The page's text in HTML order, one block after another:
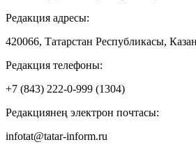
Редакция адресы:
420066, Татарстан Республикасы,
Редакция телефоны:
+7 (843) 222-0-999 (1304)
Редакциянең электрон почтасы:
infotat@tatar-inform.ru